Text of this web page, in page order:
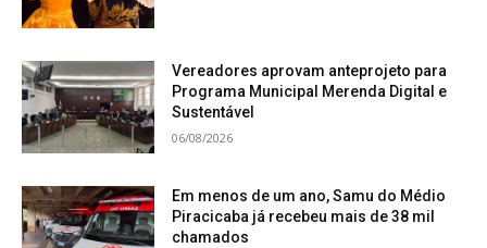
Vereadores aprovam anteprojeto para
Programa Municipal Merenda Digital e
Sustentável
06/08/2026
Em menos de um ano, Samu do Médio
Piracicaba já recebeu mais de 38 mil
chamados